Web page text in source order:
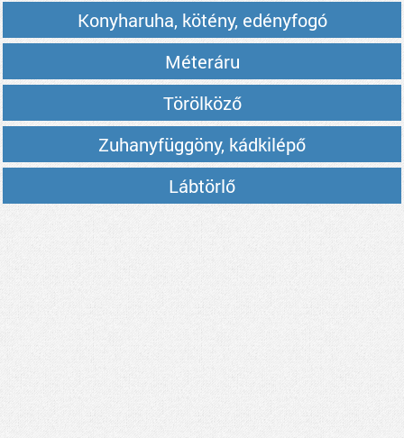
Konyharuha, kötény, edényfogó
Méteráru
Törölköző
Zuhanyfüggöny, kádkilépő
Lábtörlő